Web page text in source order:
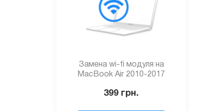
Замена wi-fi модуля на
MacBook Air 2010-2017
399 грн.